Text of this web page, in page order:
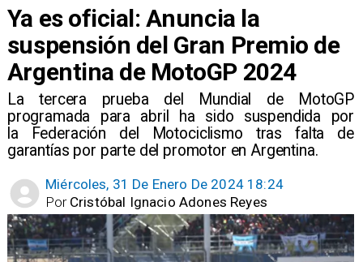
Ya es oficial: Anuncia la
suspensión del Gran Premio de
Argentina de MotoGP 2024
La tercera prueba del Mundial de MotoGP
programada para abril ha sido suspendida por
la Federación del Motociclismo tras falta de
garantías por parte del promotor en Argentina.
Miércoles, 31 De Enero De 2024 18:24
Cristóbal Ignacio Adones Reyes
Por